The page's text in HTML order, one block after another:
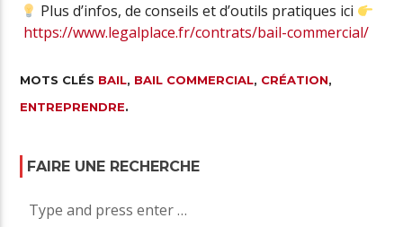
Plus d’infos, de conseils et d’outils pratiques ici
https://www.legalplace.fr/contrats/bail-commercial/
MOTS CLÉS BAIL, BAIL COMMERCIAL, CRÉATION,
ENTREPRENDRE.
FAIRE UNE RECHERCHE